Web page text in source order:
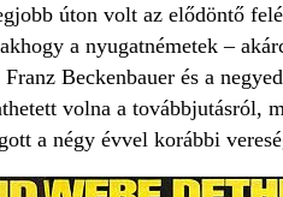
úton volt az elődöntő
a nyugatnémetek –
Beckenbauer és a
volna a továbbjutásról,
a négy évvel korábbi